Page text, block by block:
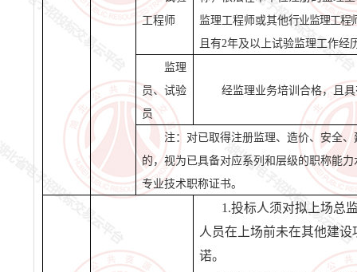
工程师
监理工程师或其他行业监理工程
且有2年及以上试验监理工作经
监理
员、试验
员
经监理业务培训合格，且
注：对已取得注册监理、造价、安全
的，视为已具备对应系列和层级的职称能
专业技术职称证书。
1.投标人须对拟上场总
人员在上场前未在其他建
诺。